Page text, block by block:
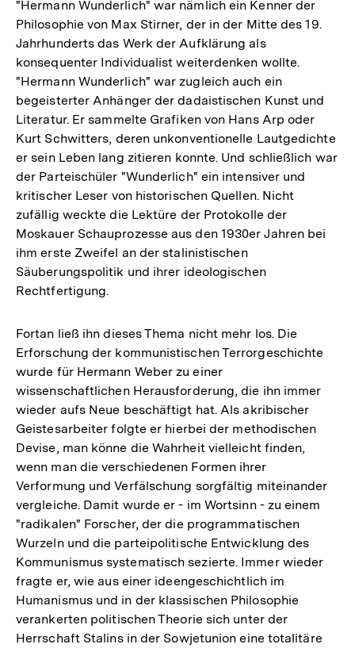
"Hermann Wunderlich" war nämlich ein Kenner der
Philosophie von Max Stirner, der in der Mitte des 19.
Jahrhunderts das Werk der Aufklärung als
konsequenter Individualist weiterdenken wollte.
"Hermann Wunderlich" war zugleich auch ein
begeisterter Anhänger der dadaistischen Kunst und
Literatur. Er sammelte Grafiken von Hans Arp oder
Kurt Schwitters, deren unkonventionelle Lautgedichte
er sein Leben lang zitieren konnte. Und schließlich war
der Parteischüler "Wunderlich" ein intensiver und
kritischer Leser von historischen Quellen. Nicht
zufällig weckte die Lektüre der Protokolle der
Moskauer Schauprozesse aus den 1930er Jahren bei
ihm erste Zweifel an der stalinistischen
Säuberungspolitik und ihrer ideologischen
Rechtfertigung.
Fortan ließ ihn dieses Thema nicht mehr los. Die
Erforschung der kommunistischen Terrorgeschichte
wurde für Hermann Weber zu einer
wissenschaftlichen Herausforderung, die ihn immer
wieder aufs Neue beschäftigt hat. Als akribischer
Geistesarbeiter folgte er hierbei der methodischen
Devise, man könne die Wahrheit vielleicht finden,
wenn man die verschiedenen Formen ihrer
Verformung und Verfälschung sorgfältig miteinander
vergleiche. Damit wurde er - im Wortsinn - zu einem
"radikalen" Forscher, der die programmatischen
Wurzeln und die parteipolitische Entwicklung des
Kommunismus systematisch sezierte. Immer wieder
fragte er, wie aus einer ideengeschichtlich im
Humanismus und in der klassischen Philosophie
verankerten politischen Theorie sich unter der
Herrschaft Stalins in der Sowjetunion eine totalitäre